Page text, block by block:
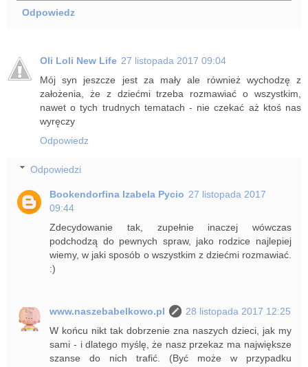
Odpowiedz
Oli Loli New Life 27 listopada 2017 09:04
Mój syn jeszcze jest za mały ale również wychodzę z
założenia, że z dziećmi trzeba rozmawiać o wszystkim,
nawet o tych trudnych tematach - nie czekać aż ktoś nas
wyręczy
Odpowiedz
Odpowiedzi
Bookendorfina Izabela Pycio 27 listopada 2017
09:44
Zdecydowanie tak, zupełnie inaczej wówczas
podchodzą do pewnych spraw, jako rodzice najlepiej
wiemy, w jaki sposób o wszystkim z dziećmi rozmawiać.
:)
www.naszebabelkowo.pl
28 listopada 2017 12:25
W końcu nikt tak dobrzenie zna naszych dzieci, jak my
sami - i dlatego myślę, że nasz przekaz ma największe
szanse do nich trafić. (Być może w przypadku